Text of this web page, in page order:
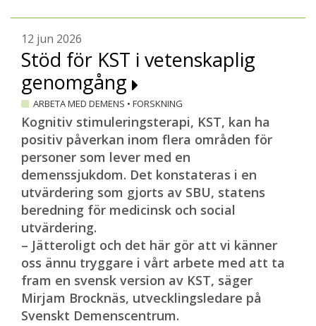
12 jun 2026
Stöd för KST i vetenskaplig
genomgång
ARBETA MED DEMENS • FORSKNING
Kognitiv stimuleringsterapi, KST, kan ha
positiv påverkan inom flera områden för
personer som lever med en
demenssjukdom. Det konstateras i en
utvärdering som gjorts av SBU, statens
beredning för medicinsk och social
utvärdering.
– Jätteroligt och det här gör att vi känner
oss ännu tryggare i vårt arbete med att ta
fram en svensk version av KST, säger
Mirjam Brocknäs, utvecklingsledare på
Svenskt Demenscentrum.